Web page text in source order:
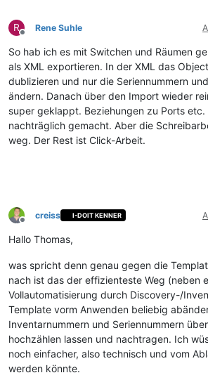
R
Offline
Rene Suhle
So hab ich es mit Switchen und Räumen
als XML exportieren. In der XML das
dublizieren und nur die Seriennummern
ändern. Danach über den Import wieder
super geklappt. Beziehungen zu Ports etc.
nachträglich gemacht. Aber die
weg. Der Rest ist Click-Arbeit.
Offline
creiss I-DOIT KENNER
Hallo Thomas,
was spricht denn genau gegen die
nach ist das der effizienteste Weg (neben
Vollautomatisierung durch Discovery-/
Template vorm Anwenden beliebig
Inventarnummern und Seriennummern
hochzählen lassen und nachtragen. Ich
noch einfacher, also technisch und vom
werden könnte.